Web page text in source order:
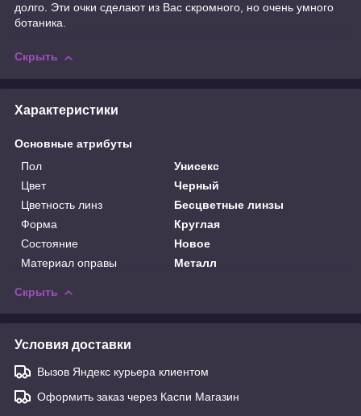
долго. Эти очки сделают из Вас скромного, но очень умного
ботаника.
Скрыть
Характеристики
Основные атрибуты
Пол
Унисекс
Цвет
Черный
Цветность линз
Бесцветные линзы
Форма
Круглая
Состояние
Новое
Материал оправы
Металл
Скрыть
Условия доставки
Вызов Яндекс курьера клиентом
Оформить заказ через Каспи Магазин